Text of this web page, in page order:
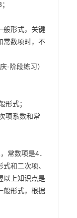
般形式，关键
常数项时，不
·阶段练习）
形式；
项系数和常
常数项是4．
和二次项、
以上知识点是
般形式，根据